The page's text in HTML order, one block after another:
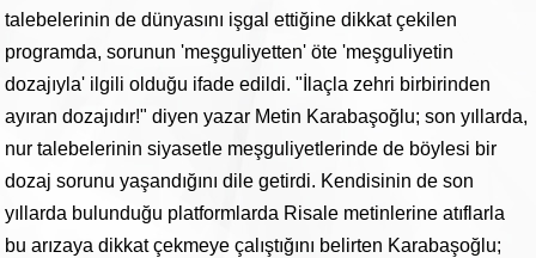
talebelerinin de dünyasını işgal ettiğine dikkat çekilen
programda, sorunun 'meşguliyetten' öte 'meşguliyetin
dozajıyla' ilgili olduğu ifade edildi. "İlaçla zehri birbirinden
ayıran dozajıdır!" diyen yazar Metin Karabaşoğlu; son yıllarda,
nur talebelerinin siyasetle meşguliyetlerinde de böylesi bir
dozaj sorunu yaşandığını dile getirdi. Kendisinin de son
yıllarda bulunduğu platformlarda Risale metinlerine atıflarla
bu arızaya dikkat çekmeye çalıştığını belirten Karabaşoğlu;